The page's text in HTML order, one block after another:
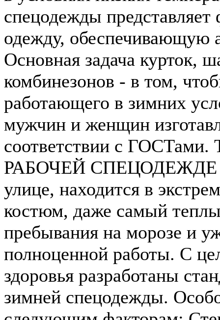
спецодежды
одежду, обеспечивающую
Основная задача курток,
комбинезонов - в том,
работающего в зимних
мужчин и женщин
соответствии с
РАБОЧЕЙ СПЕЦОДЕЖДЕ
улице, находится в
костюм, даже самый
пребывания на морозе и
полноценной работы. С
здоровья разработаны
зимней спецодежды.